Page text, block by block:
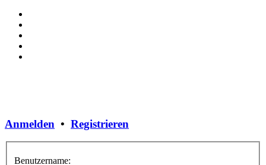
Anmelden • Registrieren
Benutzername: